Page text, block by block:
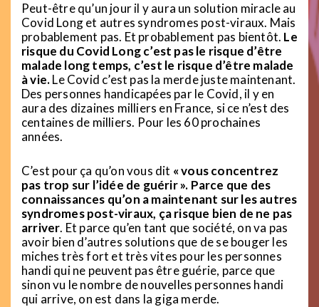
Peut-être qu’un jour il y aura un solution miracle au
Covid Long et autres syndromes post-viraux. Mais
probablement pas. Et probablement pas bientôt. Le
risque du Covid Long c’est pas le risque d’être
malade long temps, c’est le risque d’être malade
à vie.Le Covid c’est pas la merde juste maintenant.
Des personnes handicapées par le Covid, il y en
aura des dizaines milliers en France, si ce n’est des
centaines de milliers. Pour les 60 prochaines
années.
C’est pour ça qu’on vous dit « vous concentrez
pas trop sur l’idée de guérir ». Parce que des
connaissances qu’on a maintenant sur les autres
syndromes post-viraux, ça risque bien de ne pas
arriver. Et parce qu’en tant que société, on va pas
avoir bien d’autres solutions que de se bouger les
miches très fort et très vites pour les personnes
handi qui ne peuvent pas être guérie, parce que
sinon vu le nombre de nouvelles personnes handi
qui arrive, on est dans la giga merde.